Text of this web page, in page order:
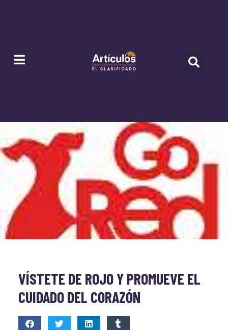
VÍSTETE DE ROJO Y PROMUEVE EL
CUIDADO DEL CORAZÓN